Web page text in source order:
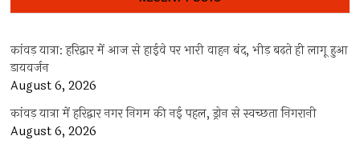
कांवड़ यात्रा: हरिद्वार में आज से हाईवे पर भारी वाहन बंद, भीड़ बढ़ते ही लागू हुआ
डायवर्जन
August 6, 2026
कांवड़ यात्रा में हरिद्वार नगर निगम की नई पहल, ड्रोन से स्वच्छता निगरानी
August 6, 2026